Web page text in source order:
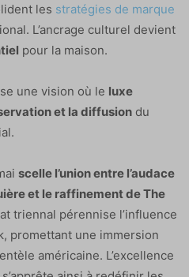
les stratégies de marque
L’ancrage culturel devient
pour la maison.
une vision où le luxe
et la diffusion du
scelle l’union entre l’audace
et le raffinement de The
triennal pérennise l’influence
promettant une immersion
américaine. L’excellence